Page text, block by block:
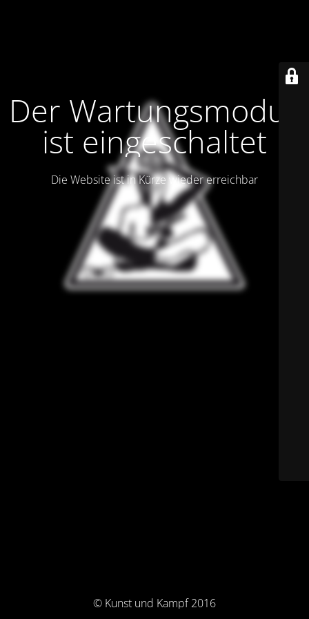
Der Wartungsmodus
ist eingeschaltet
Die Website ist in Kürze wieder erreichbar
© Kunst und Kampf 2016